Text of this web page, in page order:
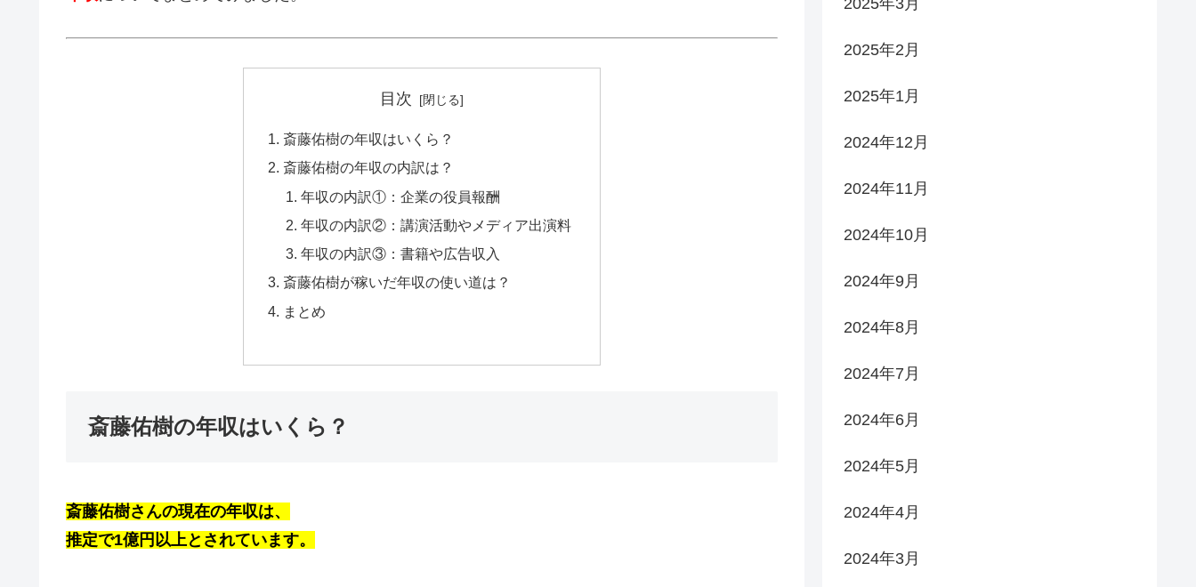
目次
斎藤佑樹の年収はいくら？
斎藤佑樹の年収の内訳は？
年収の内訳①：企業の役員報酬
年収の内訳②：講演活動やメディア出演料
年収の内訳③：書籍や広告収入
斎藤佑樹が稼いだ年収の使い道は？
まとめ
斎藤佑樹の年収はいくら？
斎藤佑樹さんの現在の年収は、
推定で1億円以上とされています。
2025年2月
2025年1月
2024年12月
2024年11月
2024年10月
2024年9月
2024年8月
2024年7月
2024年6月
2024年5月
2024年4月
2024年3月